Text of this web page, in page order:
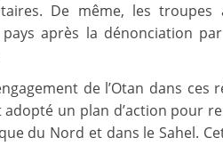
De même, les troupes
après la dénonciation
de l’Otan dans ces
un plan d’action pour
du Nord et dans le Sahel.